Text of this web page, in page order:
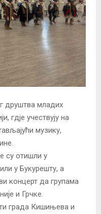
друштва младих
гдје учествују на
музику,
су отишли у
у Букурешту, а
концерт да групама
и Грчке.
града Кишињева и